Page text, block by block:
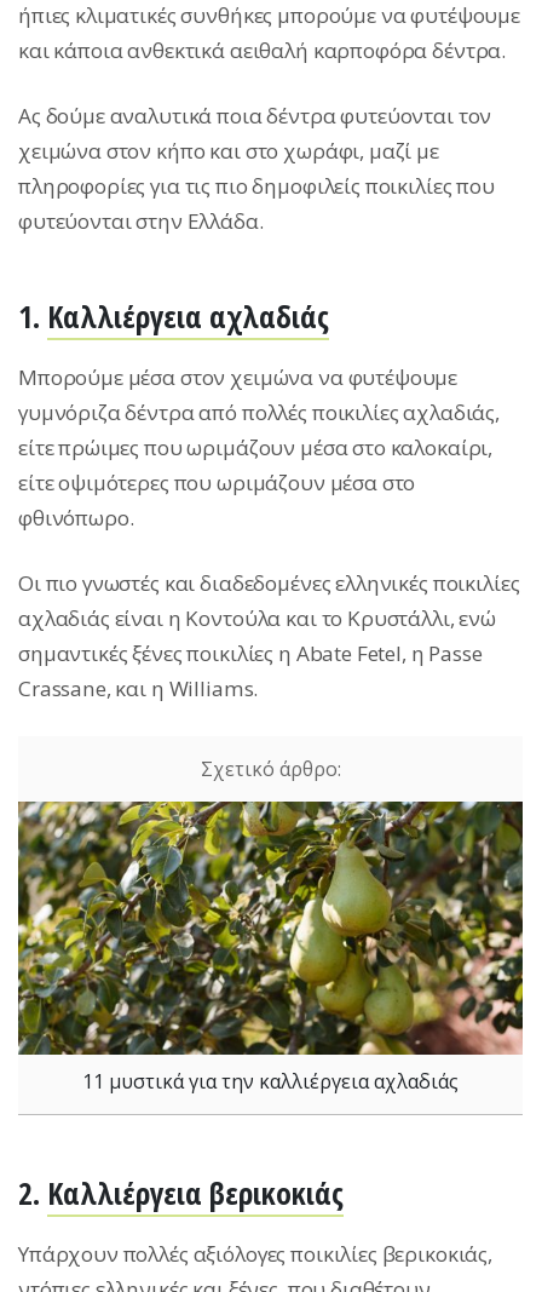
ήπιες κλιματικές συνθήκες μπορούμε να φυτέψουμε
και κάποια ανθεκτικά αειθαλή καρποφόρα δέντρα.
Ας δούμε αναλυτικά ποια δέντρα φυτεύονται τον
χειμώνα στον κήπο και στο χωράφι, μαζί με
πληροφορίες για τις πιο δημοφιλείς ποικιλίες που
φυτεύονται στην Ελλάδα.
1. Καλλιέργεια αχλαδιάς
Μπορούμε μέσα στον χειμώνα να φυτέψουμε
γυμνόριζα δέντρα από πολλές ποικιλίες αχλαδιάς,
είτε πρώιμες που ωριμάζουν μέσα στο καλοκαίρι,
είτε οψιμότερες που ωριμάζουν μέσα στο
φθινόπωρο.
Οι πιο γνωστές και διαδεδομένες ελληνικές ποικιλίες
αχλαδιάς είναι η Κοντούλα και το Κρυστάλλι, ενώ
σημαντικές ξένες ποικιλίες η Abate Fetel, η Passe
Crassane, και η Williams.
11 μυστικά για την καλλιέργεια αχλαδιάς
2. Καλλιέργεια βερικοκιάς
Υπάρχουν πολλές αξιόλογες ποικιλίες βερικοκιάς,